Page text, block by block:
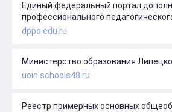
Единый федеральный портал
профессионального
dppo.edu.ru
Министерство образования
uoin.schools48.ru
Реестр примерных основных